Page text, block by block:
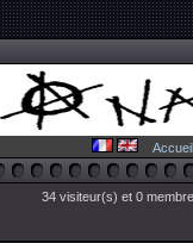
Accueil
34 visiteur(s) et 0